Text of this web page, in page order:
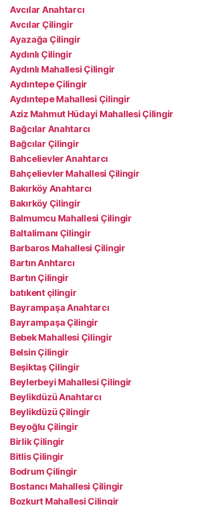
Avcılar Anahtarcı
Avcılar Çilingir
Ayazağa Çilingir
Aydınlı Çilingir
Aydınlı Mahallesi Çilingir
Aydıntepe Çilingir
Aydıntepe Mahallesi Çilingir
Aziz Mahmut Hüdayi Mahallesi Çilingir
Bağcılar Anahtarcı
Bağcılar Çilingir
Bahcelievler Anahtarcı
Bahçelievler Mahallesi Çilingir
Bakırköy Anahtarcı
Bakırköy Çilingir
Balmumcu Mahallesi Çilingir
Baltalimanı Çilingir
Barbaros Mahallesi Çilingir
Bartın Anhtarcı
Bartın Çilingir
batıkent çilingir
Bayrampaşa Anahtarcı
Bayrampaşa Çilingir
Bebek Mahallesi Çilingir
Belsin Çilingir
Beşiktaş Çilingir
Beylerbeyi Mahallesi Çilingir
Beylikdüzü Anahtarcı
Beylikdüzü Çilingir
Beyoğlu Çilingir
Birlik Çilingir
Bitlis Çilingir
Bodrum Çilingir
Bostancı Mahallesi Çilingir
Bozkurt Mahallesi Çilingir